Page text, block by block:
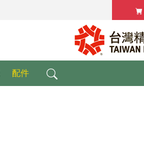
配件